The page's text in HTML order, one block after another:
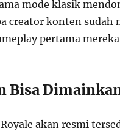
mode klasik
creator konten sudah
pertama
Bisa
akan resmi